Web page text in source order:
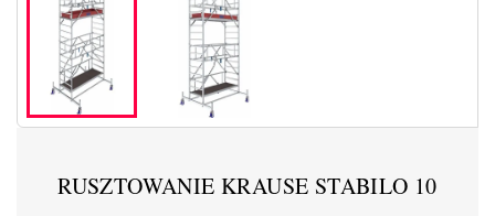
RUSZTOWANIE KRAUSE STABILO 10